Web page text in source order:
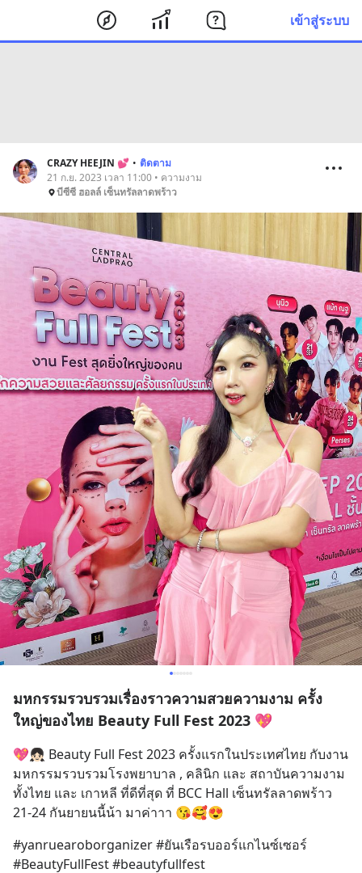
เข้าสู่ระบบ
CRAZY HEEJIN 💕 • ติดตาม
21 ก.ย. 2023 เวลา 11:00 • ความงาม
บีซีซี ฮอลล์ เซ็นทรัลลาดพร้าว
มหกรรมรวบรวมเรื่องราวความสวยความงาม ครั้ง
ใหญ่ของไทย Beauty Full Fest 2023 💖
💖👧🏻 Beauty Full Fest 2023 ครั้งแรกในประเทศไทย กับงาน
มหกรรมรวบรวมโรงพยาบาล , คลินิก และ สถาบันความงาม
ทั้งไทย และ เกาหลี ที่ดีที่สุด ที่ BCC Hall เซ็นทรัลลาดพร้าว
21-24 กันยายนนี้น้า มาค่าาา 😘🥰😍
#yanruearoborganizer #ยันเรือรบออร์แกไนซ์เซอร์
#BeautyFullFest #beautyfullfest